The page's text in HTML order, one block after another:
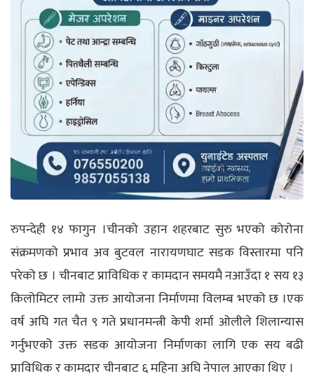
रुपन्देही १४ फागुन ।चीनको उहान शहरबाट सुरु भएको कोरोना
संक्रमणको प्रभाव अव बुटवल नारायणघाट सडक विस्तारमा पनि
परेको छ । चीनबाट प्राविधिक र कामदान समयमै नआउँदा १ सय १३
किलोमिटर लामो उक्त आयोजना निर्माणमा विलम्ब भएको छ ।एक
वर्ष अघि गत चैत ९ गते प्रधानमन्त्री केपी शर्मा ओलीले शिलान्यास
गर्नुभएको उक्त सडक आयोजना निर्माणका लागि एक सय बढी
प्राविधिक र कामदार चीनबाट ६ महिना अघि नेपाल आएका थिए ।